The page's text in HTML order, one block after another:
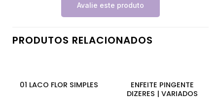
Avalie este produto
PRODUTOS RELACIONADOS
01 LACO FLOR SIMPLES
ENFEITE PINGENTE
DIZERES | VARIADOS